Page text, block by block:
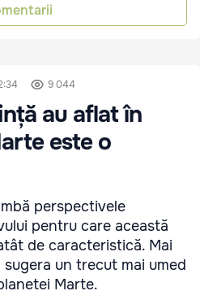
9 044
au aflat în
este o
perspectivele
pentru care această
de caracteristică. Mai
un trecut mai umed
Marte.